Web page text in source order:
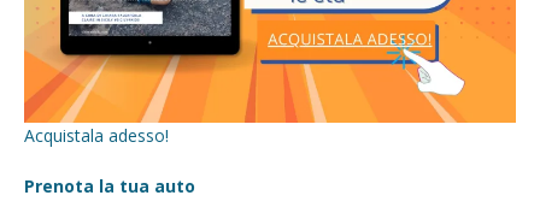
Acquistala adesso!
Prenota la tua auto